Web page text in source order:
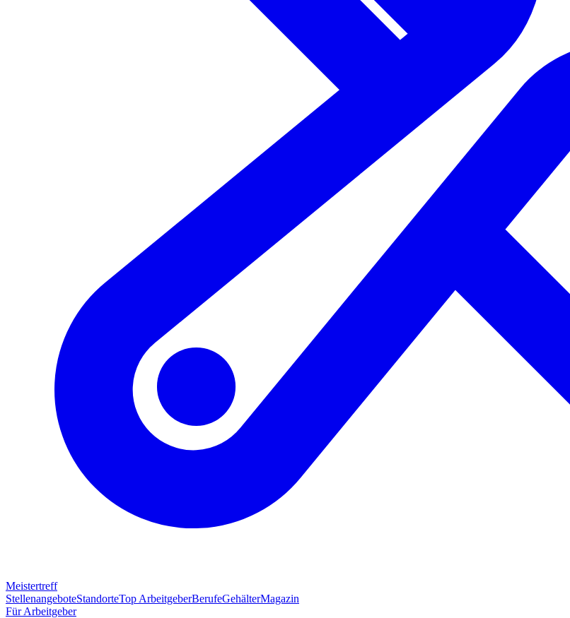
Meistertreff
StellenangeboteStandorteTop ArbeitgeberBerufeGehälterMagazin
Für Arbeitgeber